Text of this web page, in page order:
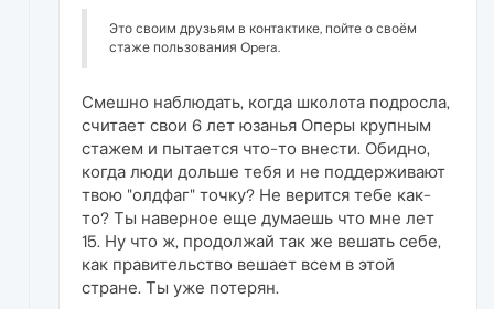
Это своим друзьям в контактике, пойте о своём
стаже пользования Opera.
Смешно наблюдать, когда школота подросла,
считает свои 6 лет юзанья Оперы крупным
стажем и пытается что-то внести. Обидно,
когда люди дольше тебя и не поддерживают
твою "олдфаг" точку? Не верится тебе как-
то? Ты наверное еще думаешь что мне лет
15. Ну что ж, продолжай так же вешать себе,
как правительство вешает всем в этой
стране. Ты уже потерян.